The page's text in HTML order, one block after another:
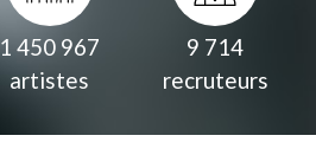
1 450 967
artistes
9 714
recruteurs